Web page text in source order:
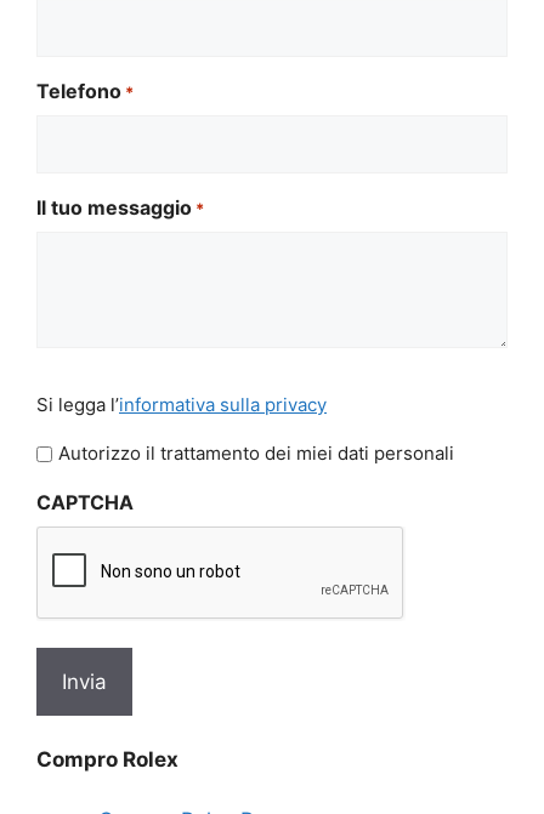
Telefono *
Il tuo messaggio *
legga
l'informativa
privacy
Si legga l’informativa sulla privacy
Autorizzo il trattamento dei miei dati personali
CAPTCHA
Compro Rolex